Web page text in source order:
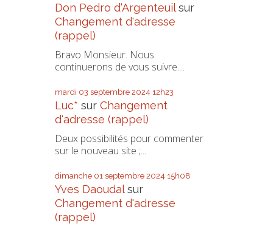
Don Pedro d‘Argenteuilsur
Changement d'adresse
(rappel)
Bravo Monsieur. Nous
continuerons de vous suivre....
mardi 03 septembre 2024 12h23
Luc* sur Changement
d'adresse (rappel)
Deux possibilités pour commenter
sur le nouveau site ;...
dimanche 01 septembre 2024 15h08
Yves Daoudalsur
Changement d'adresse
(rappel)